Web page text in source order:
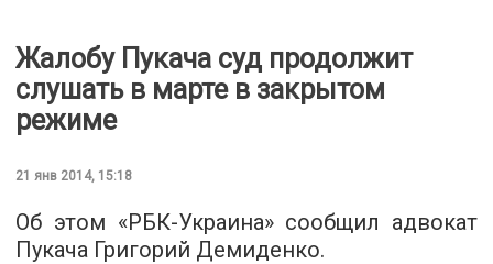
Жалобу Пукача суд продолжит
слушать в марте в закрытом
режиме
21 янв 2014, 15:18
Об этом «РБК-Украина» сообщил адвокат
Пукача Григорий Демиденко.